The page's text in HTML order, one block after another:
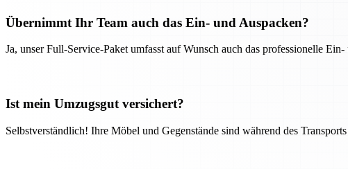
Übernimmt Ihr Team auch das Ein- und Auspacken?
Ja, unser Full-Service-Paket umfasst auf Wunsch auch das professionelle
Ist mein Umzugsgut versichert?
Selbstverständlich! Ihre Möbel und Gegenstände sind während des